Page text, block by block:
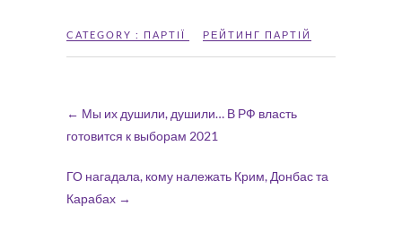
CATEGORY : ПАРТІЇ РЕЙТИНГ ПАРТІЙ
← Мы их душили, душили… В РФ власть
готовится к выборам 2021
ГО нагадала, кому належать Крим, Донбас та
Карабах →